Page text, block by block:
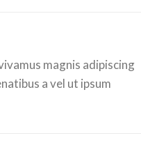
magnis adipiscing
a vel ut ipsum